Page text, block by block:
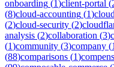
onboarding (1)client-portal (
(8)cloud-accounting (1)
(2)cloud-security (2)
analysis (2)collaboration (3)
(1)community (3)company (1
(88)comparisons (1)